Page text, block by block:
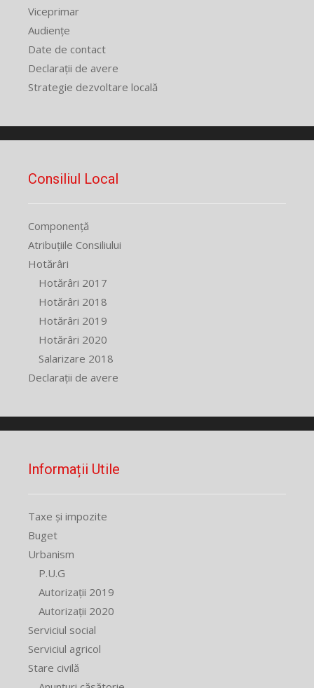
Viceprimar
Audiențe
Date de contact
Declarații de avere
Strategie dezvoltare locală
Consiliul Local
Componență
Atribuțiile Consiliului
Hotărâri
Hotărâri 2017
Hotărâri 2018
Hotărâri 2019
Hotărâri 2020
Salarizare 2018
Declarații de avere
Informații Utile
Taxe și impozite
Buget
Urbanism
P.U.G
Autorizații 2019
Autorizații 2020
Serviciul social
Serviciul agricol
Stare civilă